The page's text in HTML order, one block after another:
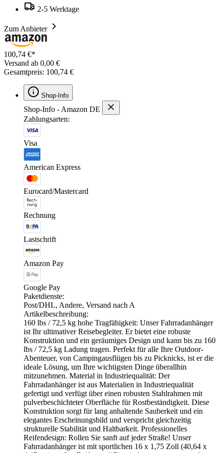
2-5 Werktage
Zum Anbieter
100,74 €*
Versand ab 0,00 €
Gesamtpreis: 100,74 €
Shop-Info
Shop-Info - Amazon DE
Zahlungsarten:
Visa
American Express
Eurocard/Mastercard
Rechnung
Lastschrift
Amazon Pay
Google Pay
Paketdienste:
Post/DHL, Andere, Versand nach A
Artikelbeschreibung:
160 lbs / 72,5 kg hohe Tragfähigkeit: Unser Fahrradanhänger
ist Ihr ultimativer Reisebegleiter. Er bietet eine robuste
Konstruktion und ein geräumiges Design und kann bis zu 160
lbs / 72,5 kg Ladung tragen. Perfekt für alle Ihre Outdoor-
Abenteuer, von Campingausflügen bis zu Picknicks, ist er die
ideale Lösung, um Ihre wichtigsten Dinge überallhin
mitzunehmen. Material in Industriequalität: Der
Fahrradanhänger ist aus Materialien in Industriequalität
gefertigt und verfügt über einen robusten Stahlrahmen mit
pulverbeschichteter Oberfläche für Rostbeständigkeit. Diese
Konstruktion sorgt für lang anhaltende Sauberkeit und ein
elegantes Erscheinungsbild und verspricht gleichzeitig
strukturelle Stabilität und Haltbarkeit. Professionelles
Reifendesign: Rollen Sie sanft auf jeder Straße! Unser
Fahrradanhänger ist mit sportlichen 16 x 1,75 Zoll (40,64 x